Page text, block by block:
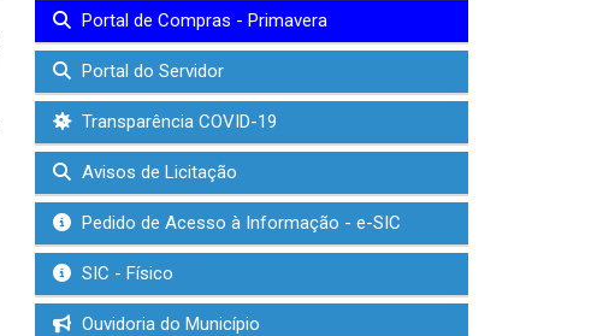
Portal de Compras - Primavera
Portal do Servidor
Transparência COVID-19
Avisos de Licitação
Pedido de Acesso à Informação - e-SIC
SIC - Físico
Ouvidoria do Município